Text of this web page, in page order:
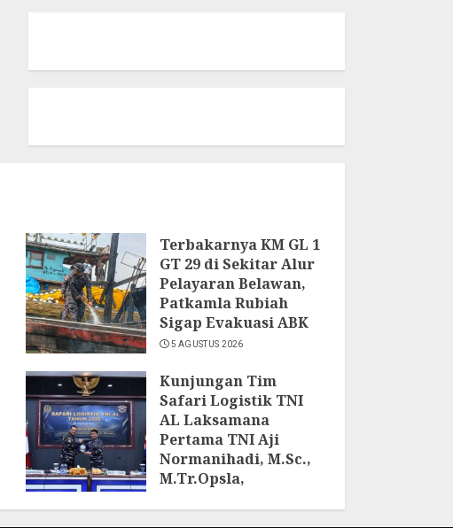
Terbakarnya KM GL 1
GT 29 di Sekitar Alur
Pelayaran Belawan,
Patkamla Rubiah
Sigap Evakuasi ABK
5 AGUSTUS 2026
Kunjungan Tim
Safari Logistik TNI
AL Laksamana
Pertama TNI Aji
Normanihadi, M.Sc.,
M.Tr.Opsla,